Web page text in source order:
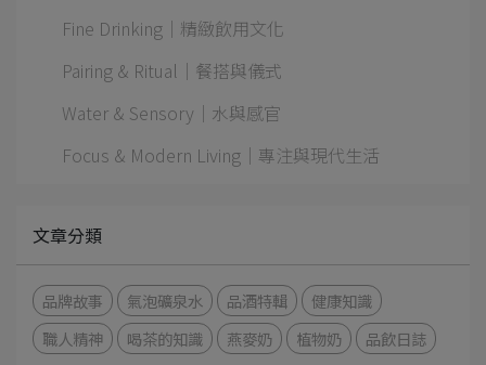
Fine Drinking｜精緻飲用文化
Pairing & Ritual｜餐搭與儀式
Water & Sensory｜水與感官
Focus & Modern Living｜專注與現代生活
文章分類
品牌故事 氣泡礦泉水 品酒特輯
健康知識
職人精神
喝茶的知識 燕麥奶 植物奶 品飲日誌